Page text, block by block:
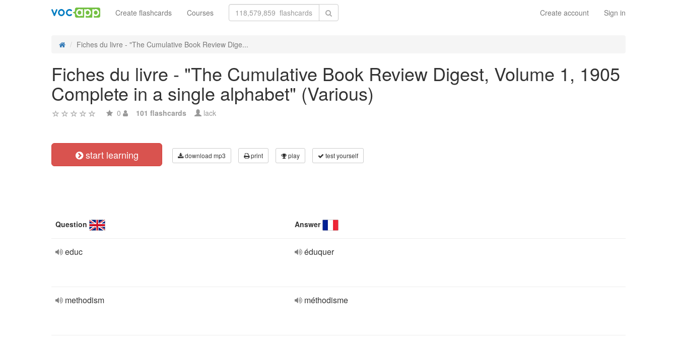
Create account Sign in
Create flashcards Courses
Fiches du livre - "The Cumulative Book Review Dige...
Fiches du livre - "The Cumulative Book Review Digest, Volume 1, 1905
Complete in a single alphabet" (Various)
0 101 flashcards lack
start learning download mp3 print play test yourself
Question Answer
educ éduquer
methodism méthodisme